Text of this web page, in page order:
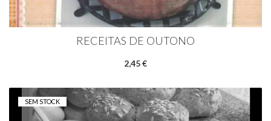
RECEITAS DE OUTONO
2,45 €
SEM STOCK